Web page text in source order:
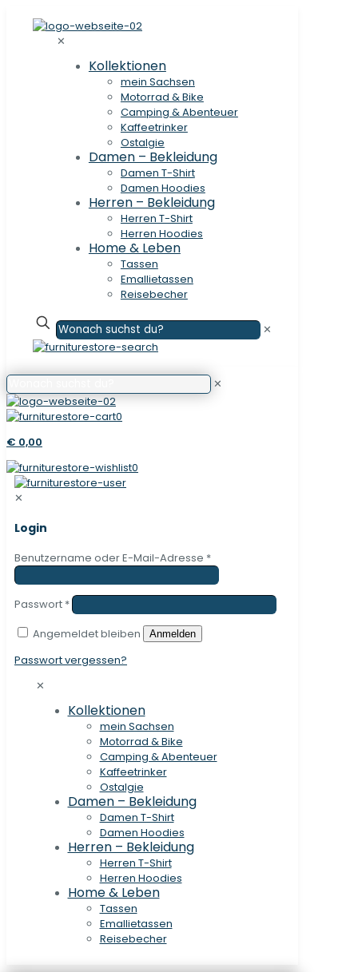
✕
Kollektionen
mein Sachsen
Motorrad & Bike
Camping & Abenteuer
Kaffeetrinker
Ostalgie
Damen – Bekleidung
Damen T-Shirt
Damen Hoodies
Herren – Bekleidung
Herren T-Shirt
Herren Hoodies
Home & Leben
Tassen
Emallietassen
Reisebecher
✕
✕
0
€ 0,00
0
✕
Login
Benutzername oder E-Mail-Adresse *
Passwort *
Angemeldet bleiben
Anmelden
Passwort vergessen?
✕
Kollektionen
mein Sachsen
Motorrad & Bike
Camping & Abenteuer
Kaffeetrinker
Ostalgie
Damen – Bekleidung
Damen T-Shirt
Damen Hoodies
Herren – Bekleidung
Herren T-Shirt
Herren Hoodies
Home & Leben
Tassen
Emallietassen
Reisebecher